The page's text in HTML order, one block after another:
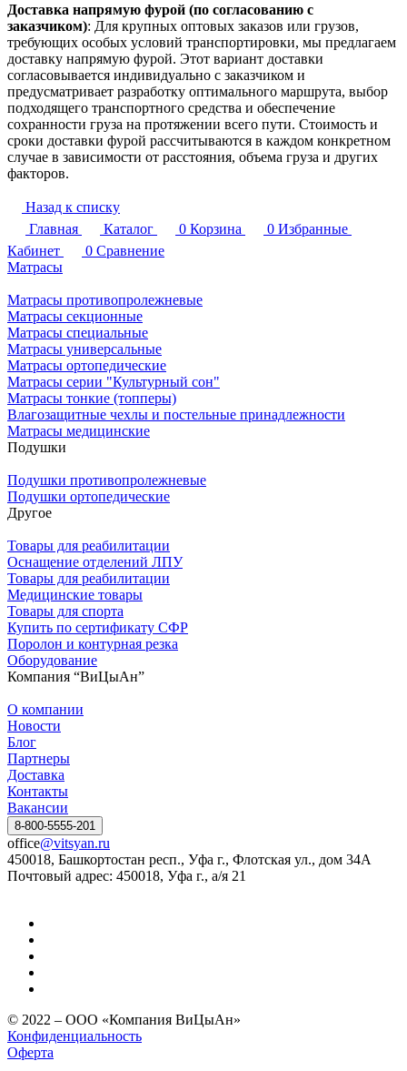
Доставка напрямую фурой (по согласованию с
заказчиком): Для крупных оптовых заказов или грузов,
требующих особых условий транспортировки, мы предлагаем
доставку напрямую фурой. Этот вариант доставки
согласовывается индивидуально с заказчиком и
предусматривает разработку оптимального маршрута, выбор
подходящего транспортного средства и обеспечение
сохранности груза на протяжении всего пути. Стоимость и
сроки доставки фурой рассчитываются в каждом конкретном
случае в зависимости от расстояния, объема груза и других
факторов.
Назад к списку
Главная
Каталог 0 Корзина 0 Избранные
Кабинет
0 Сравнение
Матрасы
Матрасы противопролежневые
Матрасы секционные
Матрасы специальные
Матрасы универсальные
Матрасы ортопедические
Матрасы серии "Культурный сон"
Матрасы тонкие (топперы)
Влагозащитные чехлы и постельные принадлежности
Матрасы медицинские
Подушки
Подушки противопролежневые
Подушки ортопедические
Другое
Товары для реабилитации
Оснащение отделений ЛПУ
Товары для реабилитации
Медицинские товары
Товары для спорта
Купить по сертификату СФР
Поролон и контурная резка
Оборудование
Компания “ВиЦыАн”
О компании
Новости
Блог
Партнеры
Доставка
Контакты
Вакансии
8-800-5555-201
office@vitsyan.ru
450018, Башкортостан респ., Уфа г., Флотская ул., дом 34А
Почтовый адрес: 450018, Уфа г., а/я 21
© 2022 – ООО «Компания ВиЦыАн»
Конфиденциальность
Оферта